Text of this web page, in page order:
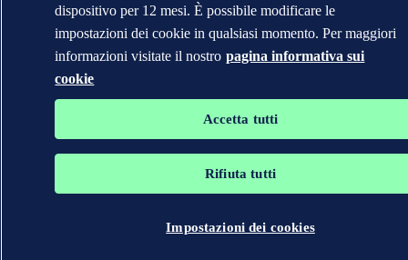
dispositivo per 12 mesi. È possibile modificare le
impostazioni dei cookie in qualsiasi momento. Per maggiori
informazioni visitate il nostro pagina informativa sui
cookie
Accetta tutti
Rifiuta tutti
Impostazioni dei cookies